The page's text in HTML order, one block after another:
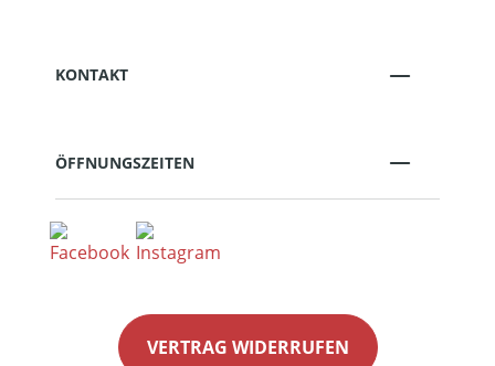
KONTAKT
ÖFFNUNGSZEITEN
VERTRAG WIDERRUFEN